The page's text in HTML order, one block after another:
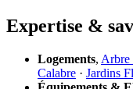
Expertise &
Logements, Arbre
Calabre · Jardins